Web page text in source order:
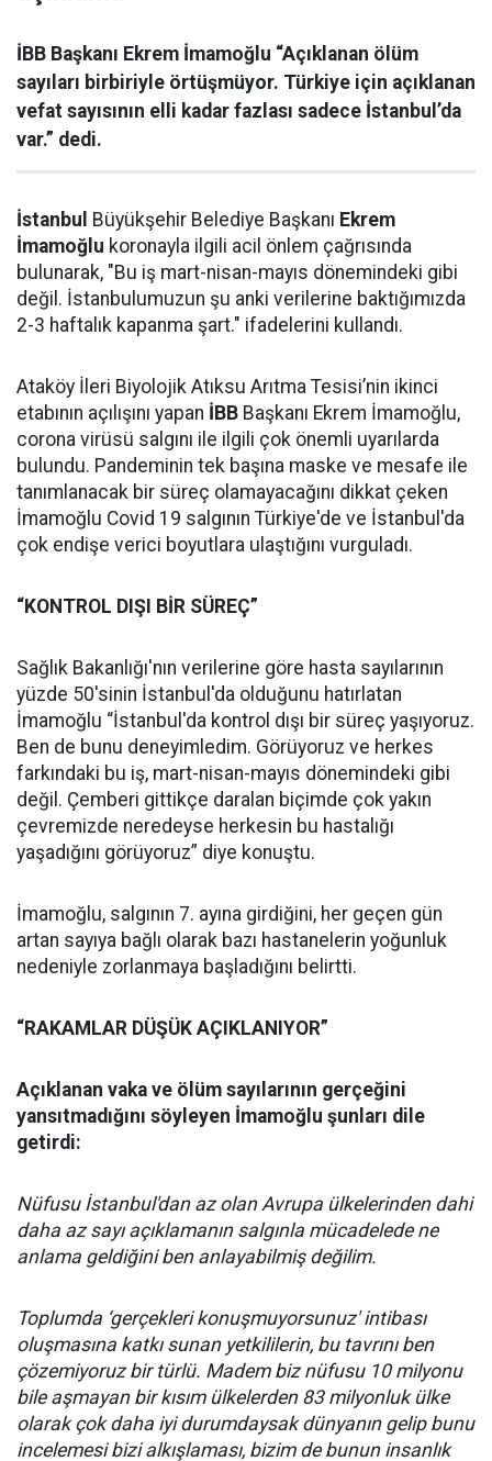
İBB Başkanı Ekrem İmamoğlu “Açıklanan ölüm
sayıları birbiriyle örtüşmüyor. Türkiye için açıklanan
vefat sayısının elli kadar fazlası sadece İstanbul’da
var.” dedi.
İstanbul Büyükşehir Belediye Başkanı Ekrem
İmamoğlu koronayla ilgili acil önlem çağrısında
bulunarak, "Bu iş mart-nisan-mayıs dönemindeki gibi
değil. İstanbulumuzun şu anki verilerine baktığımızda
2-3 haftalık kapanma şart." ifadelerini kullandı.
Ataköy İleri Biyolojik Atıksu Arıtma Tesisi’nin ikinci
etabının açılışını yapan İBB Başkanı Ekrem İmamoğlu,
corona virüsü salgını ile ilgili çok önemli uyarılarda
bulundu. Pandeminin tek başına maske ve mesafe ile
tanımlanacak bir süreç olamayacağını dikkat çeken
İmamoğlu Covid 19 salgının Türkiye'de ve İstanbul'da
çok endişe verici boyutlara ulaştığını vurguladı.
“KONTROL DIŞI BİR SÜREÇ”
Sağlık Bakanlığı'nın verilerine göre hasta sayılarının
yüzde 50'sinin İstanbul'da olduğunu hatırlatan
İmamoğlu “İstanbul'da kontrol dışı bir süreç yaşıyoruz.
Ben de bunu deneyimledim. Görüyoruz ve herkes
farkındaki bu iş, mart-nisan-mayıs dönemindeki gibi
değil. Çemberi gittikçe daralan biçimde çok yakın
çevremizde neredeyse herkesin bu hastalığı
yaşadığını görüyoruz” diye konuştu.
İmamoğlu, salgının 7. ayına girdiğini, her geçen gün
artan sayıya bağlı olarak bazı hastanelerin yoğunluk
nedeniyle zorlanmaya başladığını belirtti.
“RAKAMLAR DÜŞÜK AÇIKLANIYOR”
Açıklanan vaka ve ölüm sayılarının gerçeğini
yansıtmadığını söyleyen İmamoğlu şunları dile
getirdi:
Nüfusu İstanbul'dan az olan Avrupa ülkelerinden dahi
daha az sayı açıklamanın salgınla mücadelede ne
anlama geldiğini ben anlayabilmiş değilim.
Toplumda ‘gerçekleri konuşmuyorsunuz' intibası
oluşmasına katkı sunan yetkililerin, bu tavrını ben
çözemiyoruz bir türlü. Madem biz nüfusu 10 milyonu
bile aşmayan bir kısım ülkelerden 83 milyonluk ülke
olarak çok daha iyi durumdaysak dünyanın gelip bunu
incelemesi bizi alkışlaması, bizim de bunun insanlık